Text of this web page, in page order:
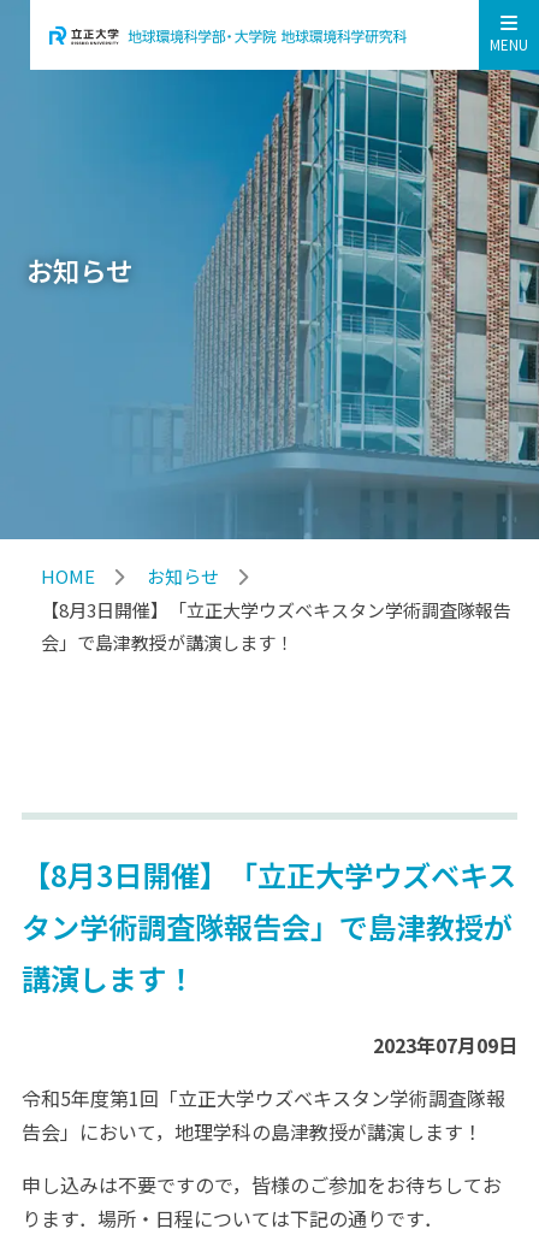
MENU
お知らせ
HOME
お知らせ
【8月3日開催】「立正大学ウズベキスタン学術調査隊報告
会」で島津教授が講演します！
【8月3日開催】「立正大学ウズベキス
タン学術調査隊報告会」で島津教授が
講演します！
2023年07月09日
令和5年度第1回「立正大学ウズベキスタン学術調査隊報
告会」において，地理学科の島津教授が講演します！
申し込みは不要ですので，皆様のご参加をお待ちしてお
ります．場所・日程については下記の通りです．